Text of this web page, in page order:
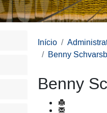
Início
Benny
Benny